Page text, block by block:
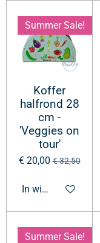
Summer Sale!
Koffer
halfrond 28
cm -
'Veggies on
tour'
€ 20,00 € 32,50
In winkelwagen
Summer Sale!